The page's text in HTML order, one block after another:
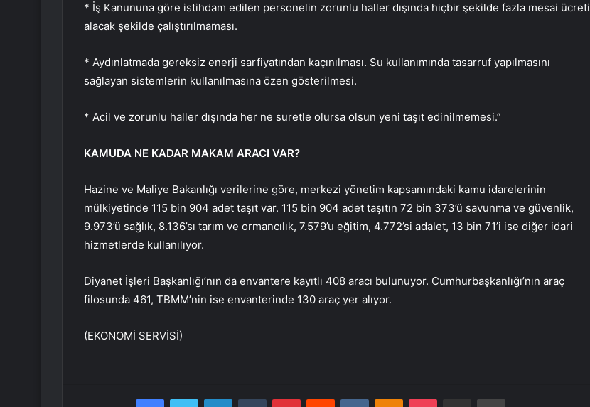
* İş Kanununa göre istihdam edilen personelin zorunlu haller dışında hiçbir şekilde fazla mesai ücreti
alacak şekilde çalıştırılmaması.
* Aydınlatmada gereksiz enerji sarfiyatından kaçınılması. Su kullanımında tasarruf yapılmasını
sağlayan sistemlerin kullanılmasına özen gösterilmesi.
* Acil ve zorunlu haller dışında her ne suretle olursa olsun yeni taşıt edinilmemesi.”
KAMUDA NE KADAR MAKAM ARACI VAR?
Hazine ve Maliye Bakanlığı verilerine göre, merkezi yönetim kapsamındaki kamu idarelerinin
mülkiyetinde 115 bin 904 adet taşıt var. 115 bin 904 adet taşıtın 72 bin 373’ü savunma ve güvenlik,
9.973’ü sağlık, 8.136’sı tarım ve ormancılık, 7.579’u eğitim, 4.772’si adalet, 13 bin 71’i ise diğer idari
hizmetlerde kullanılıyor.
Diyanet İşleri Başkanlığı’nın da envantere kayıtlı 408 aracı bulunuyor. Cumhurbaşkanlığı’nın araç
filosunda 461, TBMM’nin ise envanterinde 130 araç yer alıyor.
(EKONOMİ SERVİSİ)
FacebookTwitter LinkedInTumblr PinterestReddit VKontakteOdnoklassniki
Pocket E-Posta ile paylaş Yazdır